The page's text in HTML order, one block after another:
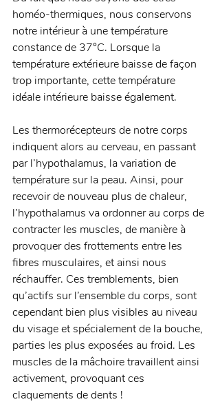
homéo-thermiques, nous conservons
notre intérieur à une température
constance de 37°C. Lorsque la
température extérieure baisse de façon
trop importante, cette température
idéale intérieure baisse également.
Les thermorécepteurs de notre corps
indiquent alors au cerveau, en passant
par l’hypothalamus, la variation de
température sur la peau. Ainsi, pour
recevoir de nouveau plus de chaleur,
l’hypothalamus va ordonner au corps de
contracter les muscles, de manière à
provoquer des frottements entre les
fibres musculaires, et ainsi nous
réchauffer. Ces tremblements, bien
qu’actifs sur l’ensemble du corps, sont
cependant bien plus visibles au niveau
du visage et spécialement de la bouche,
parties les plus exposées au froid. Les
muscles de la mâchoire travaillent ainsi
activement, provoquant ces
claquements de dents !